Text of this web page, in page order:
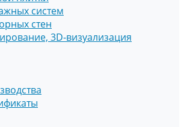
систем
стен
3D-визуализация